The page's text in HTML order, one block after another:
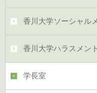
香川大学ソーシャル
香川大学ハラスメン
学長室